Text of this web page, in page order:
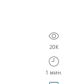
20K
1 мин.